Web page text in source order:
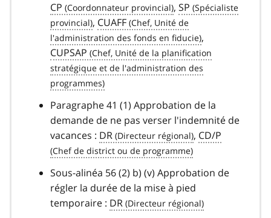
CP
, SP
, CUAFF
,
CUPSAP
Paragraphe 41 (1) Approbation de la
demande de ne pas verser l'indemnité de
vacances : DR , CD/P
Sous-alinéa 56 (2) b) (v) Approbation de
régler la durée de la mise à pied
temporaire : DR